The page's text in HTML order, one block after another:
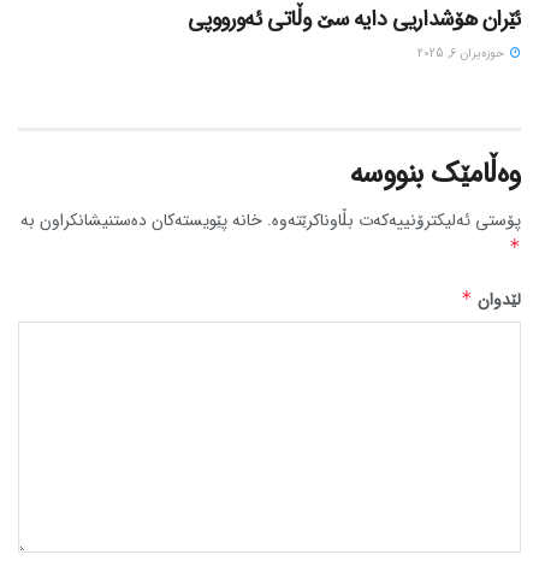
ئێران هۆشداریی دایە سێ وڵاتی ئەورووپی
حوزه‌یران 6, 2025
وەڵامێک بنووسە
پۆستی ئەلیکترۆنییەکەت بڵاوناکرێتەوە. خانە پێویستەکان دەستنیشانکراون بە
*
لێدوان *